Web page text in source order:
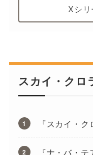
Xシ
スカイ・クロ
『スカイ・
『ナ・バ・